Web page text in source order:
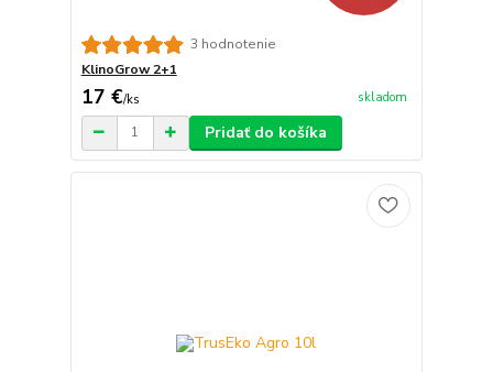
3 hodnotenie
KlinoGrow 2+1
17 €/ks skladom
Pridať do košíka